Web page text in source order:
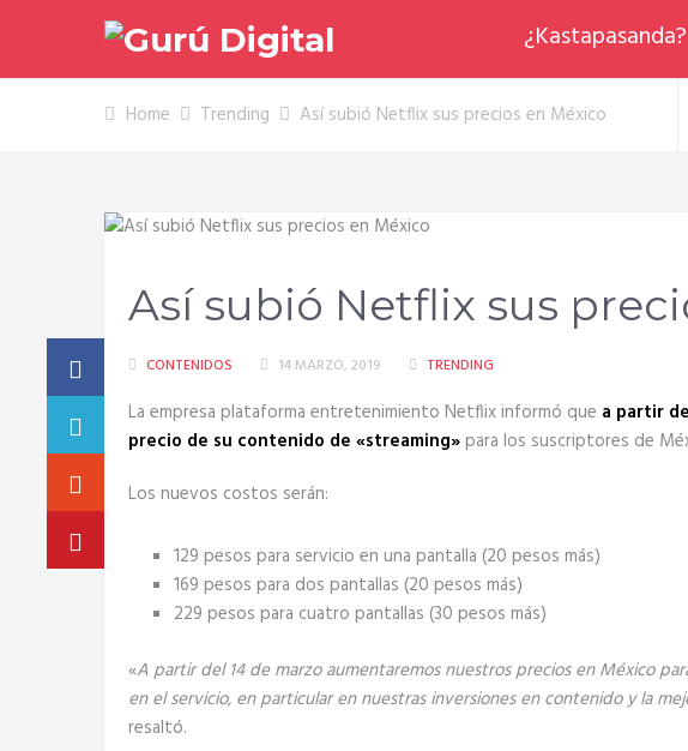
¿Kastapasanda?
Home Trending Así subió Netflix sus precios en México
Así subió Netflix sus
CONTENIDOS 14 MARZO, 2019 TRENDING
La empresa plataforma entretenimiento Netflix informó que a partir
precio de su contenido de «streaming»para los suscriptores de
Los nuevos costos serán:
129 pesos para servicio en una pantalla (20 pesos más)
169 pesos para dos pantallas (20 pesos más)
229 pesos para cuatro pantallas (30 pesos más)
«A partir del 14 de marzo aumentaremos nuestros precios en México
en el servicio, en particular en nuestras inversiones en contenido y la
resaltó.